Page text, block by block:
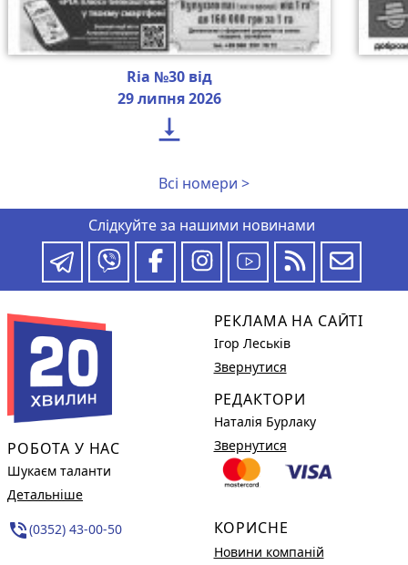
Ria №30 від
29 липня 2026

Всі номери >
Слідкуйте за нашими новинами
РОБОТА У НАС
Шукаєм таланти
Детальніше
phone_in_talk(0352) 43-00-50
РЕКЛАМА НА САЙТІ
Ігор Леськів
Звернутися
РЕДАКТОРИ
Наталія Бурлаку
Звернутися
КОРИСНЕ
Новини компаній